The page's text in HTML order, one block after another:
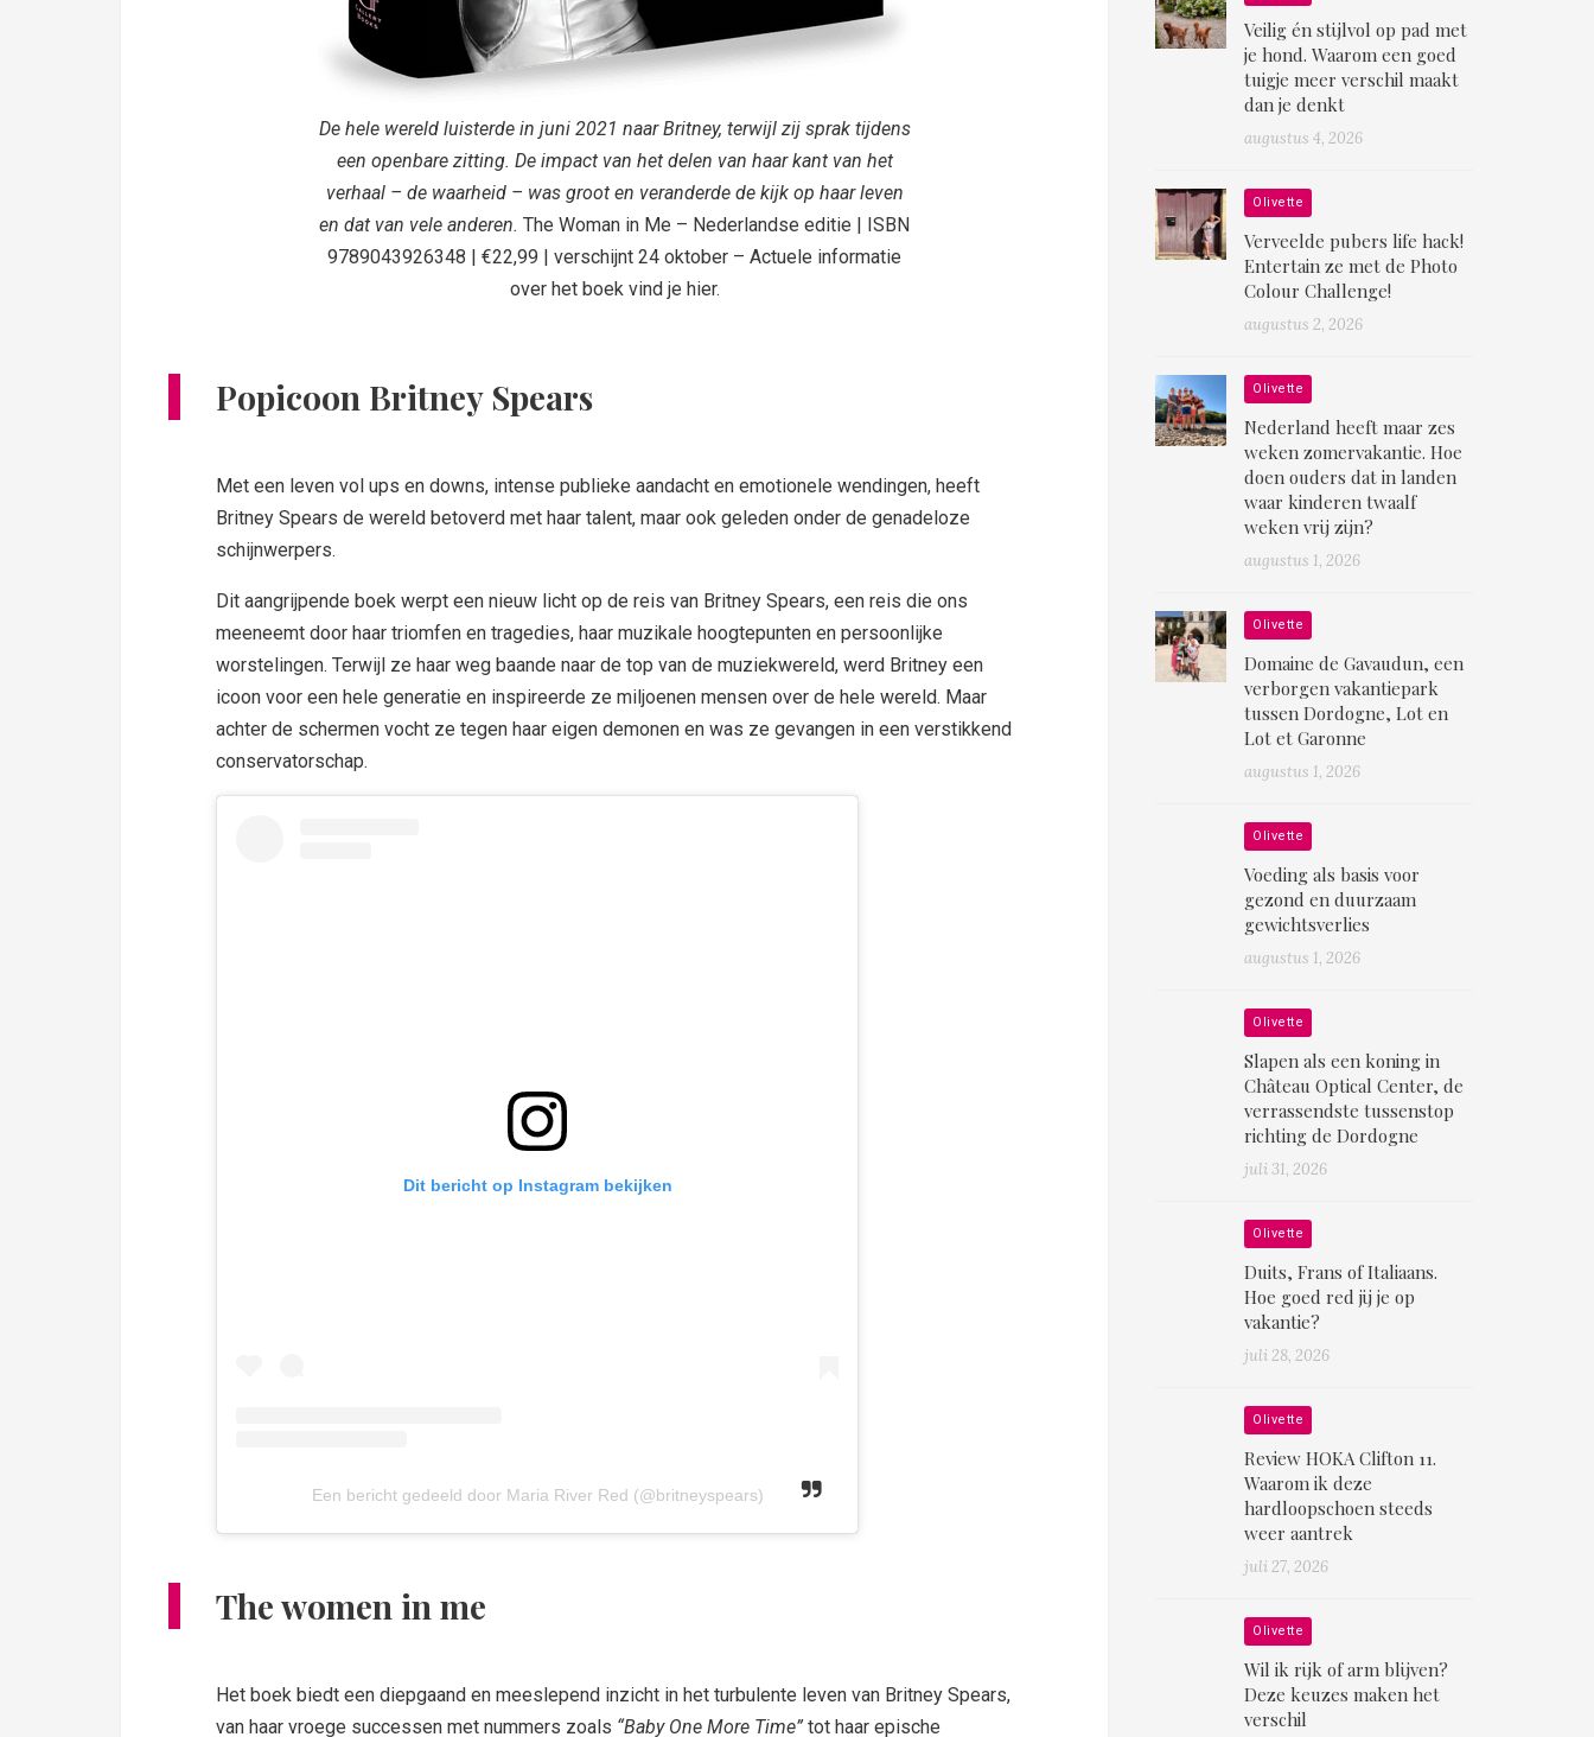
De hele wereld luisterde in juni 2021 naar Britney, terwijl zij sprak tijdens
een openbare zitting. De impact van het delen van haar kant van het
verhaal – de waarheid – was groot en veranderde de kijk op haar leven
en dat van vele anderen. The Woman in Me – Nederlandse editie | ISBN
9789043926348 | €22,99 | verschijnt 24 oktober – Actuele informatie
over het boek vind je hier.
Popicoon Britney Spears
Met een leven vol ups en downs, intense publieke aandacht en emotionele wendingen, heeft
Britney Spears de wereld betoverd met haar talent, maar ook geleden onder de genadeloze
schijnwerpers.
Dit aangrijpende boek werpt een nieuw licht op de reis van Britney Spears, een reis die ons
meeneemt door haar triomfen en tragedies, haar muzikale hoogtepunten en persoonlijke
worstelingen. Terwijl ze haar weg baande naar de top van de muziekwereld, werd Britney een
icoon voor een hele generatie en inspireerde ze miljoenen mensen over de hele wereld. Maar
achter de schermen vocht ze tegen haar eigen demonen en was ze gevangen in een verstikkend
conservatorschap.
Dit bericht op Instagram bekijken
Een bericht gedeeld door Maria River Red (@britneyspears)
The women in me
Het boek biedt een diepgaand en meeslepend inzicht in het turbulente leven van Britney Spears,
van haar vroege successen met nummers zoals “Baby One More Time” tot haar epische
Veilig én stijlvol op pad met
je hond. Waarom een goed
tuigje meer verschil maakt
dan je denkt
augustus 4, 2026
Olivette
Verveelde pubers life hack!
Entertain ze met de Photo
Colour Challenge!
augustus 2, 2026
Olivette
Nederland heeft maar zes
weken zomervakantie. Hoe
doen ouders dat in landen
waar kinderen twaalf
weken vrij zijn?
augustus 1, 2026
Olivette
Domaine de Gavaudun, een
verborgen vakantiepark
tussen Dordogne, Lot en
Lot et Garonne
augustus 1, 2026
Olivette
Voeding als basis voor
gezond en duurzaam
gewichtsverlies
augustus 1, 2026
Olivette
Slapen als een koning in
Château Optical Center, de
verrassendste tussenstop
richting de Dordogne
juli 31, 2026
Olivette
Duits, Frans of Italiaans.
Hoe goed red jij je op
vakantie?
juli 28, 2026
Olivette
Review HOKA Clifton 11.
Waarom ik deze
hardloopschoen steeds
weer aantrek
juli 27, 2026
Olivette
Wil ik rijk of arm blijven?
Deze keuzes maken het
verschil